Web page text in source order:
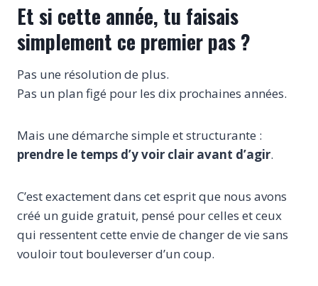
Et si cette année, tu faisais
simplement ce premier pas ?
Pas une résolution de plus.
Pas un plan figé pour les dix prochaines années.
Mais une démarche simple et structurante :
prendre le temps d’y voir clair avant d’agir.
C’est exactement dans cet esprit que nous avons
créé un guide gratuit, pensé pour celles et ceux
qui ressentent cette envie de changer de vie sans
vouloir tout bouleverser d’un coup.